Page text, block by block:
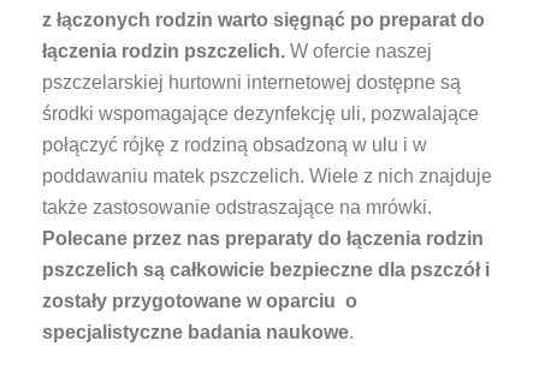
z łączonych rodzin warto sięgnąć po preparat do
łączenia rodzin pszczelich. W ofercie naszej
pszczelarskiej hurtowni internetowej dostępne są
środki wspomagające dezynfekcję uli, pozwalające
połączyć rójkę z rodziną obsadzoną w ulu i w
poddawaniu matek pszczelich. Wiele z nich znajduje
także zastosowanie odstraszające na mrówki.
Polecane przez nas preparaty do łączenia rodzin
pszczelich są całkowicie bezpieczne dla pszczół i
zostały przygotowane w oparciu o
specjalistyczne badania naukowe.